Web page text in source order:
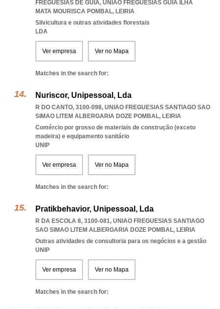
FREGUESIAS DE GUIA, UNIAO FREGUESIAS GUIA ILHA
MATA MOURISCA POMBAL, LEIRIA
Silvicultura e outras atividades florestais
LDA
Ver empresa Ver no Mapa
Matches in the search for:
Nuriscor, Unipessoal, Lda
R DO CANTO, 3100-098, UNIAO FREGUESIAS SANTIAGO SAO
SIMAO LITEM ALBERGARIA DOZE POMBAL, LEIRIA
Comércio por grosso de materiais de construção (exceto
madeira) e equipamento sanitário
UNIP
Ver empresa Ver no Mapa
Matches in the search for:
Pratikbehavior, Unipessoal, Lda
R DA ESCOLA 8, 3100-081, UNIAO FREGUESIAS SANTIAGO
SAO SIMAO LITEM ALBERGARIA DOZE POMBAL, LEIRIA
Outras atividades de consultoria para os negócios e a gestão
UNIP
Ver empresa Ver no Mapa
Matches in the search for: